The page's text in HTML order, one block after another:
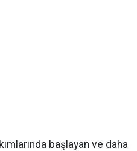
başlayan ve daha